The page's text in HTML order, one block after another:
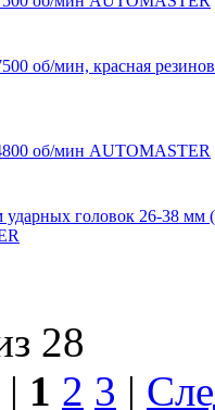
28
1 2 3 |